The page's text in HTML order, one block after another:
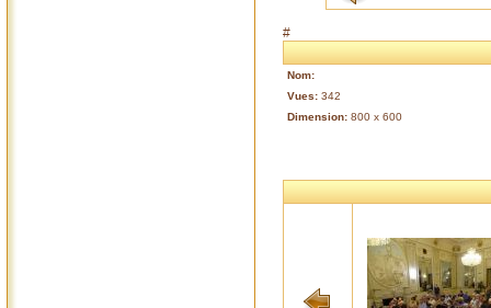
#
Nom:
Vues: 342
Dimension: 800 x 600